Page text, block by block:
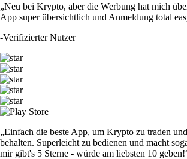
„Neu bei Krypto, aber die Werbung hat mich
App super übersichtlich und Anmeldung total
-Verifizierter Nutzer
„Einfach die beste App, um Krypto zu traden
behalten. Superleicht zu bedienen und macht
mir gibt's 5 Sterne - würde am liebsten 10